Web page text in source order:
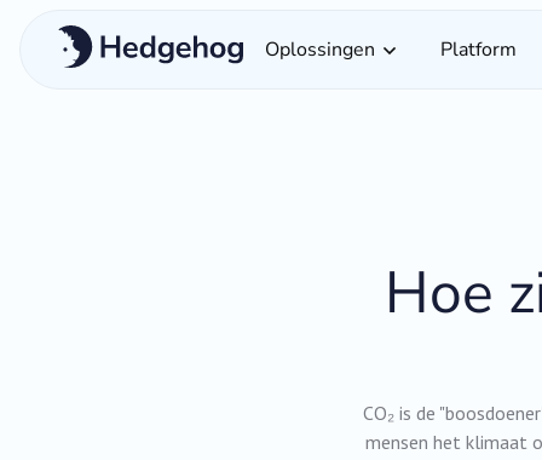
Oplossingen Platform
Hoe
CO₂ is de
mensen het klimaat